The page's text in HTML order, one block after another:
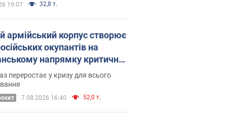
19:07 32,8 т.
армійський корпус створює
окупантів на
напрямку критичний
як це вдалося
переростає у кризу для всього
7.08.2026 16:40 52,0 т.